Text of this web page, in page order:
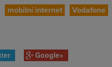
mobilní internet Vodafone
Google+